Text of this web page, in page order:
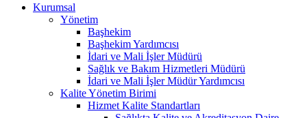
Kurumsal
Yönetim
Başhekim
Başhekim Yardımcısı
İdari ve Mali İşler Müdürü
Sağlık ve Bakım Hizmetleri Müdürü
İdari ve Mali İşler Müdür Yardımcısı
Kalite Yönetim Birimi
Hizmet Kalite Standartları